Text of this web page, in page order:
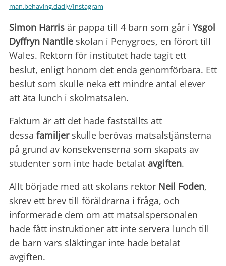
man.behaving.dadly/Instagram
Simon Harris är pappa till 4 barn som går i Ysgol
Dyffryn Nantile skolan i Penygroes, en förort till
Wales. Rektorn för institutet hade tagit ett
beslut, enligt honom det enda genomförbara. Ett
beslut som skulle neka ett mindre antal elever
att äta lunch i skolmatsalen.
Faktum är att det hade fastställts att
dessa familjerskulle berövas matsalstjänsterna
på grund av konsekvenserna som skapats av
studenter som inte hade betalat avgiften.
Allt började med att skolans rektor Neil Foden,
skrev ett brev till föräldrarna i fråga, och
informerade dem om att matsalspersonalen
hade fått instruktioner att inte servera lunch till
de barn vars släktingar inte hade betalat
avgiften.